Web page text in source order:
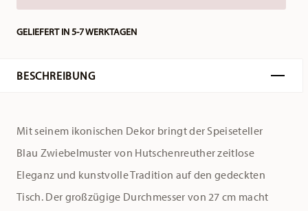
GELIEFERT IN 5-7 WERKTAGEN
BESCHREIBUNG
Mit seinem ikonischen Dekor bringt der Speiseteller
Blau Zwiebelmuster von Hutschenreuther zeitlose
Eleganz und kunstvolle Tradition auf den gedeckten
Tisch. Der großzügige Durchmesser von 27 cm macht